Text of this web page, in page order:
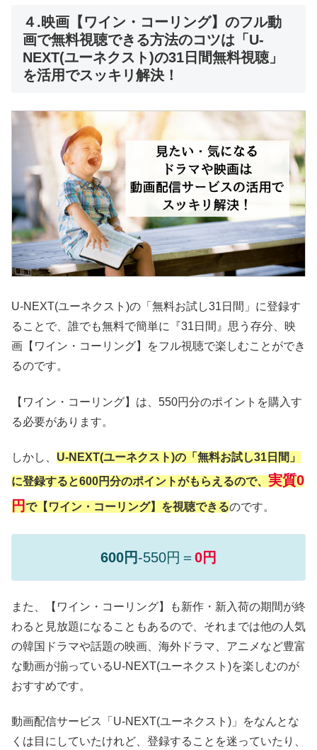
４.映画【ワイン・コーリング】のフル動
画で無料視聴できる方法のコツは「U-
NEXT(ユーネクスト)の31日間無料視聴」
を活用でスッキリ解決！
U-NEXT(ユーネクスト)の「無料お試し31日間」に登録す
ることで、誰でも無料で簡単に『31日間』思う存分、映
画【ワイン・コーリング】をフル視聴で楽しむことができ
るのです。
【ワイン・コーリング】は、550円分のポイントを購入す
る必要があります。
しかし、 U-NEXT(ユーネクスト)の「無料お試し31日間」
に登録すると600円分のポイントがもらえるので、 実質0
円で【ワイン・コーリング】を視聴できるのです。
600円-550円＝0円
また、【ワイン・コーリング】も新作・新入荷の期間が終
わると見放題になることもあるので、それまでは他の人気
の韓国ドラマや話題の映画、海外ドラマ、アニメなど豊富
な動画が揃っているU-NEXT(ユーネクスト)を楽しむのが
おすすめです。
動画配信サービス「U-NEXT(ユーネクスト)」をなんとな
くは目にしていたけれど、登録することを迷っていたり、